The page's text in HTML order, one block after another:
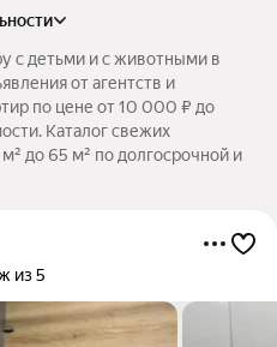
с детьми и с животными в
от агентств и
по цене от 10 000 ₽ до
Каталог свежих
до 65 м² по долгосрочной и
из 5